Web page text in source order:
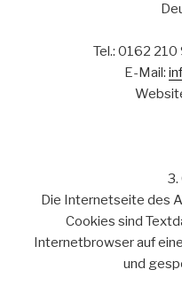
Tel.: 0162
E-Mail:
3.
Die Internetseite des
Cookies sind
Internetbrowser auf
und